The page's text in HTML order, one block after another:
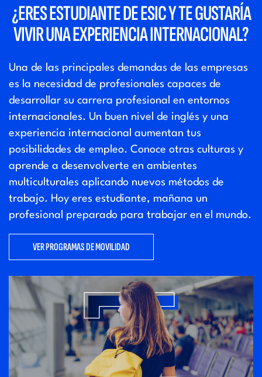
¿ERES ESTUDIANTE DE ESIC Y TE GUSTARÍA
VIVIR UNA EXPERIENCIA INTERNACIONAL?
Una de las principales demandas de las empresas
es la necesidad de profesionales capaces de
desarrollar su carrera profesional en entornos
internacionales. Un buen nivel de inglés y una
experiencia internacional aumentan tus
posibilidades de empleo. Conoce otras culturas y
aprende a desenvolverte en ambientes
multiculturales aplicando nuevos métodos de
trabajo. Hoy eres estudiante, mañana un
profesional preparado para trabajar en el mundo.
VER PROGRAMAS DE MOVILIDAD